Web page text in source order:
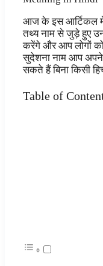
आज के इस आर्टिकल
तथ्य नाम से जुड़े हुए
करेंगे और आप लोगों
सुदेशना नाम आप अपने
सकते हैं बिना किसी
Table of